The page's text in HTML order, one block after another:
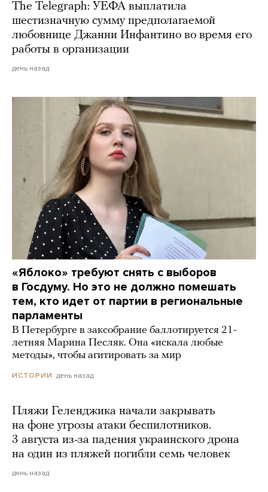
The Telegraph: УЕФА выплатила
шестизначную сумму предполагаемой
любовнице Джанни Инфантино во время его
работы в организации
день назад
«Яблоко» требуют снять с выборов
в Госдуму. Но это не должно помешать
тем, кто идет от партии в региональные
парламенты
В Петербурге в заксобрание баллотируется 21-
летняя Марина Песляк. Она «искала любые
методы», чтобы агитировать за мир
ИСТОРИИ день назад
Пляжи Геленджика начали закрывать
на фоне угрозы атаки беспилотников.
3 августа из-за падения украинского дрона
на один из пляжей погибли семь человек
день назад